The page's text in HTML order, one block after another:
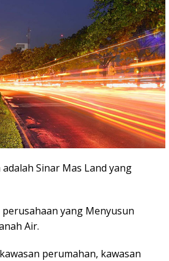
Sinar Mas Land yang
yang Menyusun
Air.
perumahan, kawasan